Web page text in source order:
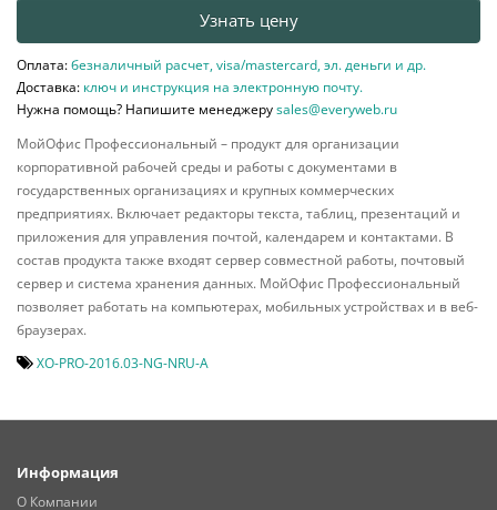
Узнать цену
Оплата:безналичный расчет, visa/mastercard, эл. деньги и др.
Доставка: ключ и инструкция на электронную почту.
Нужна помощь? Напишите менеджеруsales@everyweb.ru
МойОфис Профессиональный – продукт для организации
корпоративной рабочей среды и работы с документами в
государственных организациях и крупных коммерческих
предприятиях. Включает редакторы текста, таблиц, презентаций и
приложения для управления почтой, календарем и контактами. В
состав продукта также входят сервер совместной работы, почтовый
сервер и система хранения данных. МойОфис Профессиональный
позволяет работать на компьютерах, мобильных устройствах и в веб-
браузерах.
XO-PRO-2016.03-NG-NRU-A
Информация
О Компании